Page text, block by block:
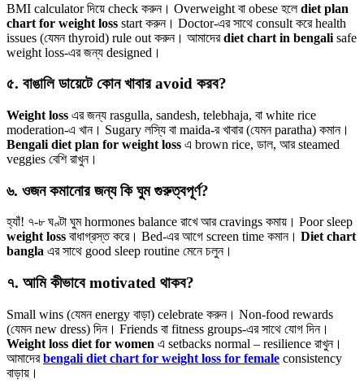
BMI calculator দিয়ে check করুন। Overweight বা obese হলেdiet plan
chart for weight loss start করুন। Doctor-এর সাথে consult করে health
issues (যেমন thyroid) rule out করুন। আমাদেরdiet chart in bengali safe
weight loss-এর জন্য designed।
৫. বাঙালি ডায়েটে কোন খাবার avoid করব?
Weight loss এর জন্য rasgulla, sandesh, telebhaja, বা white rice
moderation-এ খান। Sugary লস্যি বা maida-র খাবার (যেমন paratha) কমান।
Bengali diet plan for weight loss এ brown rice, ডাল, আর steamed
veggies বেশি রাখুন।
৬. ওজন কমানোর জন্য কি ঘুম গুরুত্বপূর্ণ?
হ্যাঁ! ৭-৮ ঘণ্টা ঘুম hormones balance রাখে আর cravings কমায়। Poor sleep
weight loss বাধাগ্রস্ত করে। Bed-এর আগে screen time কমান। Diet chart
bangla এর সাথে good sleep routine মেনে চলুন।
৭. আমি কীভাবে motivated থাকব?
Small wins (যেমন energy বাড়া) celebrate করুন। Non-food rewards
(যেমন new dress) দিন। Friends বা fitness groups-এর সাথে যোগ দিন।
Weight loss diet for women এ setbacks normal – resilience রাখুন।
আমাদেরbengali diet chart for weight loss for female consistency
বাড়ায়।